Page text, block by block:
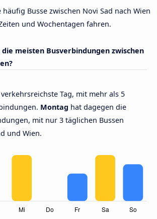
Busse zwischen Novi Sad nach Wien
und Wochentagen fahren.
meisten Busverbindungen zwischen
Tag, mit mehr als 5
Montag hat dagegen die
mit nur 3 täglichen Bussen
und Wien.